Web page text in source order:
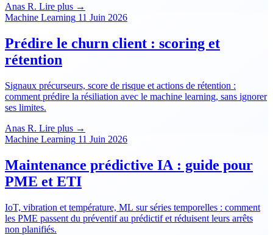
Anas R. Lire plus →
Machine Learning 11 Juin 2026
Prédire le churn client : scoring et
rétention
Signaux précurseurs, score de risque et actions de rétention :
comment prédire la résiliation avec le machine learning, sans ignorer
ses limites.
Anas R. Lire plus →
Machine Learning 11 Juin 2026
Maintenance prédictive IA : guide pour
PME et ETI
IoT, vibration et température, ML sur séries temporelles : comment
les PME passent du préventif au prédictif et réduisent leurs arrêts
non planifiés.